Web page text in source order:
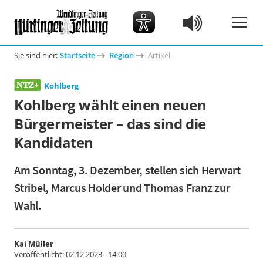
Sie sind hier: Startseite Region Artikel
Kohlberg
Kohlberg wählt einen neuen
Bürgermeister – das sind die
Kandidaten
Am Sonntag, 3. Dezember, stellen sich Herwart
Stribel, Marcus Holder und Thomas Franz zur
Wahl.
Kai Müller
Veröffentlicht:02.12.2023 - 14:00